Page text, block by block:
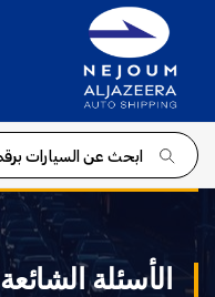
الأسئلة الشائعة